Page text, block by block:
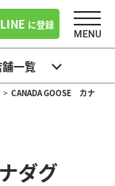
LINE に登録
舗一覧
>CANADA GOOSE カナ
ダグ